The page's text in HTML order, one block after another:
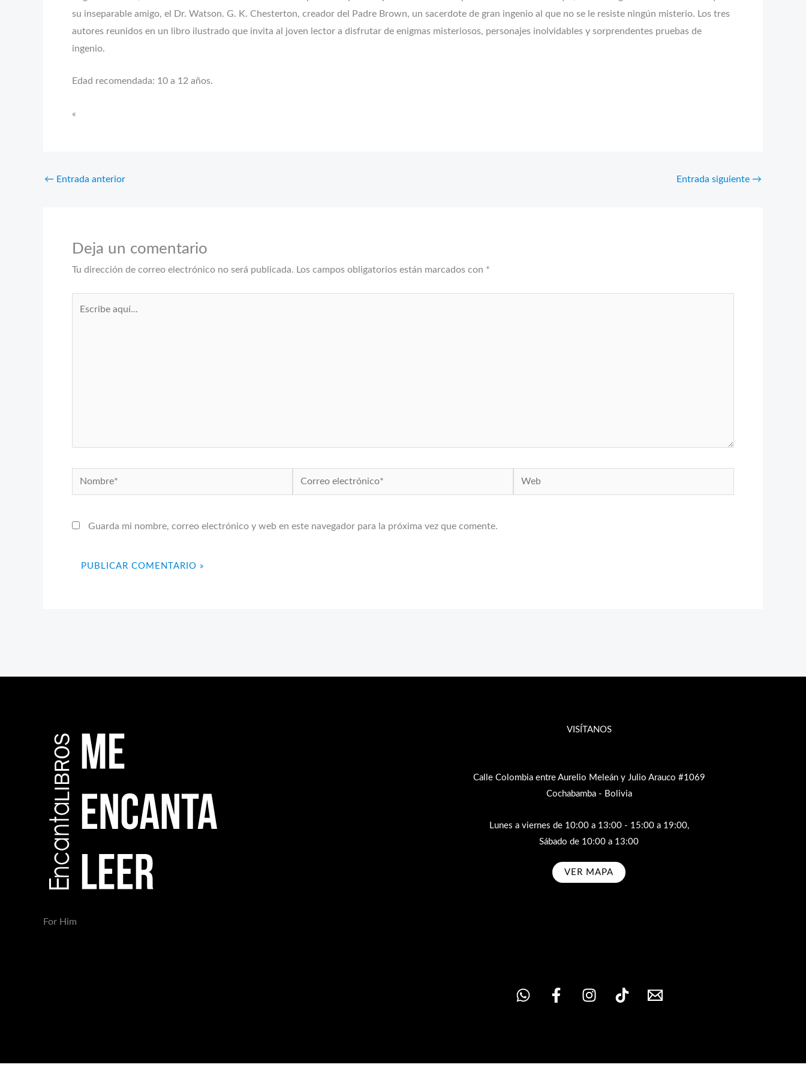
su inseparable amigo, el Dr. Watson. G. K. Chesterton, creador del Padre Brown, un sacerdote de gran ingenio al que no se le resiste ningún misterio. Los tres
autores reunidos en un libro ilustrado que invita al joven lector a disfrutar de enigmas misteriosos, personajes inolvidables y sorprendentes pruebas de
ingenio.
Edad recomendada: 10 a 12 años.
«
← Entrada anterior Entrada siguiente →
Deja un comentario
Tu dirección de correo electrónico no será publicada. Los campos obligatorios están marcados con *
Nombre*
Correo
electrónico*
Web
Guarda mi nombre, correo electrónico y web en este navegador para la próxima vez que comente.
For Him
VISÍTANOS
Calle Colombia entre Aurelio Meleán y Julio Arauco #1069
Cochabamba - Bolivia
Lunes a viernes de 10:00 a 13:00 - 15:00 a 19:00,
Sábado de 10:00 a 13:00
VER MAPA